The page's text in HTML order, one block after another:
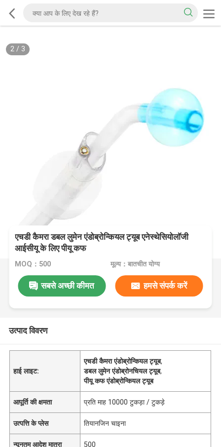
2/ 3
एचडी कैमरा डबल लुमेन एंडोब्रोन्कियल ट्यूब एनेस्थेसियोलॉजी
आईसीयू के लिए पीयू कफ
MOQ：500 मूल्य：बातचीत योग्य
सबसे अच्छी कीमत हमसे संपर्क करें
उत्पाद विवरण
हाई लाइट:
एचडी कैमरा एंडोब्रोन्कियल ट्यूब,
डबल लुमेन एंडोब्रोनचियल ट्यूब,
पीयू कफ एंडोब्रोन्कियल ट्यूब
आपूर्ति की क्षमता प्रति माह 10000 टुकड़ा / टुकड़े
उत्पत्ति के प्लेस तियानजिन चाइना
न्यूनतम आदेश मात्रा 500